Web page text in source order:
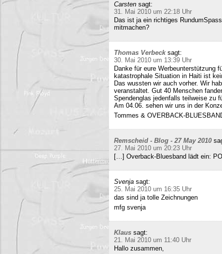
Carsten sagt:
31. Mai 2010 um 22:18 Uhr
Das ist ja ein richtiges
mitmachen?
Thomas Verbeck sagt:
30. Mai 2010 um 13:39 Uhr
Danke für eure Werbeunterstützung
katastrophale Situation in Haiti ist
Das wussten wir auch vorher. Wir
veranstaltet. Gut 40 Menschen
Spendenglas jedenfalls teilweise zu
Am 04.06. sehen wir uns in der
Tommes & OVERBACK-
Remscheid - Blog - 27 May 2010
27. Mai 2010 um 20:23 Uhr
[…] Overback-Bluesband lädt ein:
Svenja sagt:
25. Mai 2010 um 16:35 Uhr
das sind ja tolle Zeichnungen
mfg svenja
Klaus sagt:
21. Mai 2010 um 11:40 Uhr
Hallo zusammen,